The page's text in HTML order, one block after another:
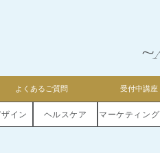
よくあるご質問 受付中講座
イン ヘルスケア マーケティン